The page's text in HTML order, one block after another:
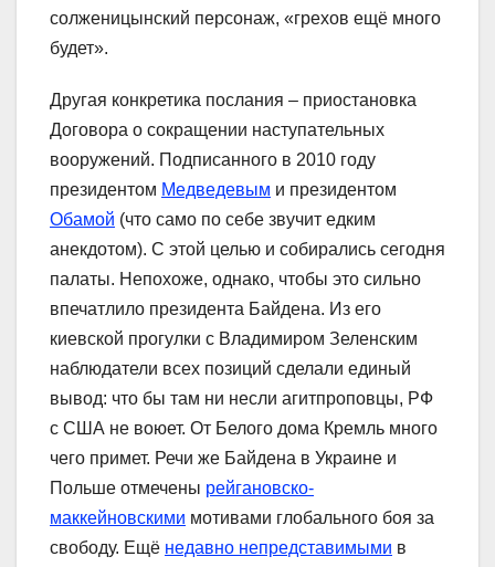
солженицынский персонаж, «грехов ещё много
будет».
Другая конкретика послания – приостановка
Договора о сокращении наступательных
вооружений. Подписанного в 2010 году
президентом Медведевым и президентом
Обамой (что само по себе звучит едким
анекдотом). С этой целью и собирались сегодня
палаты. Непохоже, однако, чтобы это сильно
впечатлило президента Байдена. Из его
киевской прогулки с Владимиром Зеленским
наблюдатели всех позиций сделали единый
вывод: что бы там ни несли агитпроповцы, РФ
с США не воюет. От Белого дома Кремль много
чего примет. Речи же Байдена в Украине и
Польше отмечены рейгановско-
маккейновскими мотивами глобального боя за
свободу. Ещё недавно непредставимыми в